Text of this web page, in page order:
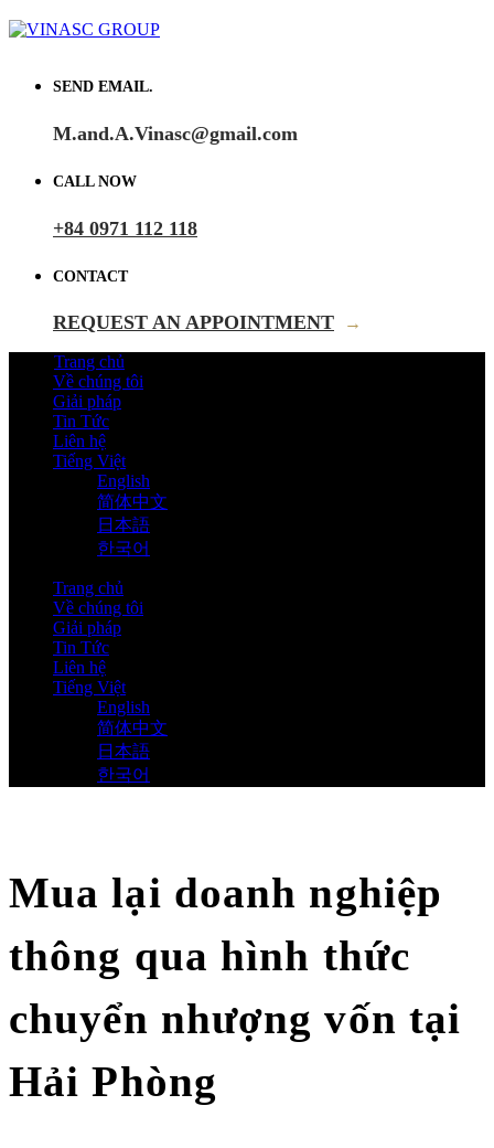
SEND EMAIL.
M.and.A.Vinasc@gmail.com
CALL NOW
+84 0971 112 118
CONTACT
REQUEST AN APPOINTMENT →
Trang chủ
Về chúng tôi
Giải pháp
Tin Tức
Liên hệ
Tiếng Việt
English
简体中文
日本語
한국어
Trang chủ
Về chúng tôi
Giải pháp
Tin Tức
Liên hệ
Tiếng Việt
English
简体中文
日本語
한국어
Mua lại doanh nghiệp
thông qua hình thức
chuyển nhượng vốn tại
Hải Phòng